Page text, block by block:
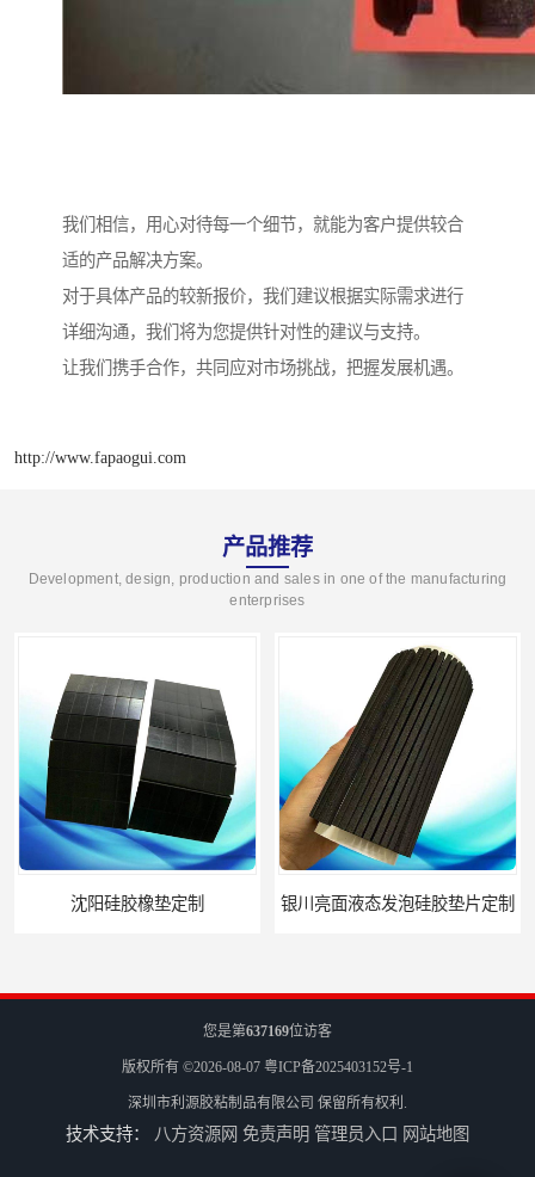
我们相信，用心对待每一个细节，就能为客户提供较合
适的产品解决方案。
对于具体产品的较新报价，我们建议根据实际需求进行
详细沟通，我们将为您提供针对性的建议与支持。
让我们携手合作，共同应对市场挑战，把握发展机遇。
http://www.fapaogui.com
产品推荐
Development, design, production and sales in one of the manufacturing
enterprises
银川亮面液态发泡硅胶垫片定制 贵阳硅胶垫片厂家
您是第637169位访客
版权所有 ©2026-08-07 粤ICP备2025403152号-1
深圳市利源胶粘制品有限公司 保留所有权利.
技术支持： 八方资源网 免责声明 管理员入口 网站地图